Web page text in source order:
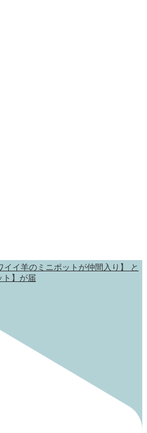
イイ羊のミニポットが仲間入り】 と
ト】が届